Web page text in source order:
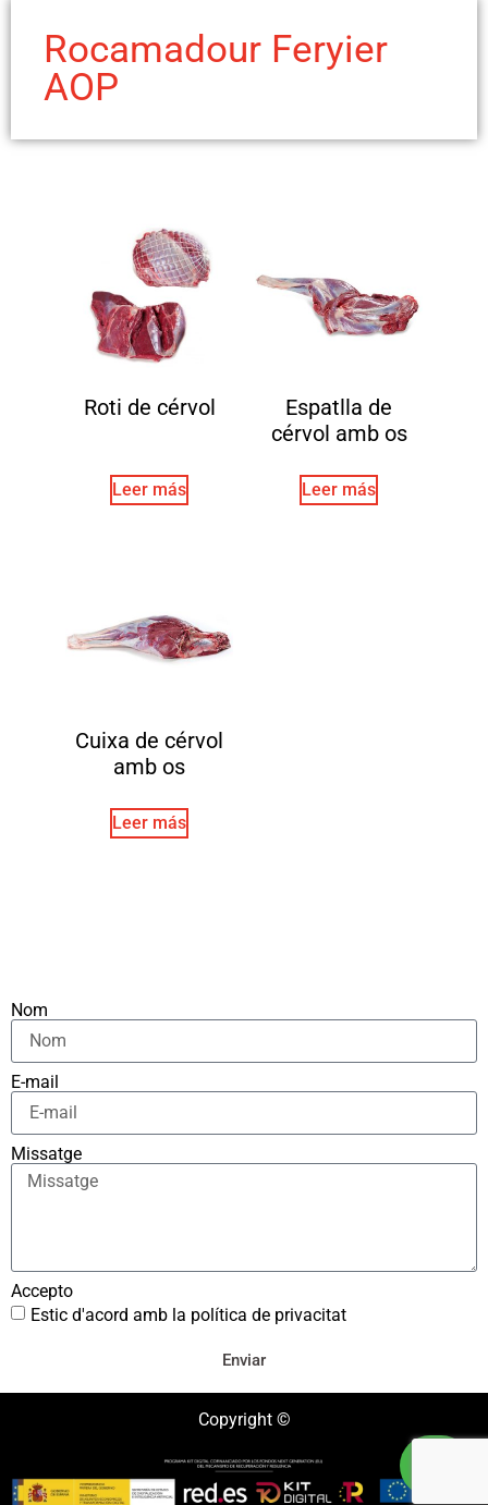
Rocamadour Feryier
AOP
Roti de cérvol
Leer más
Espatlla de
cérvol amb os
Leer más
Cuixa de cérvol
amb os
Leer más
Nom
E-mail
Missatge
Accepto
Estic d'acord amb la política de privacitat
Enviar
Copyright ©